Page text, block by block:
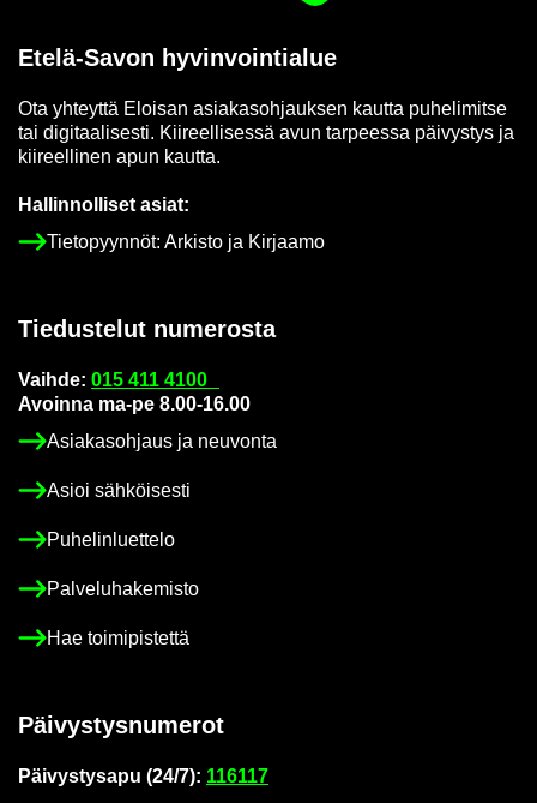
Etelä-​Savon hy­vin­voin­tia­lue
Ota yh­teyt­tä Eloi­san asia­kas­oh­jauk­sen kaut­ta pu­he­li­mit­se
tai di­gi­taa­li­ses­ti. Kii­reel­li­ses­sä avun tar­pees­sa päi­vys­tys ja
kii­reel­li­nen apun kaut­ta.
Hal­lin­nol­li­set asiat:
Tie­to­pyyn­nöt: Ar­kis­to ja Kir­jaa­mo
Tie­dus­te­lut nu­me­ros­ta
Vaih­de: 015 411 4100
Avoin­na ma-pe 8.00-16.00
Asia­kas­oh­jaus ja neu­von­ta
Asioi säh­köi­ses­ti
Pu­he­lin­luet­te­lo
Pal­ve­lu­ha­ke­mis­to
Hae toi­mi­pis­tet­tä
Päi­vys­tys­nu­me­rot
Päi­vys­tys­a­pu (24/7): 116117